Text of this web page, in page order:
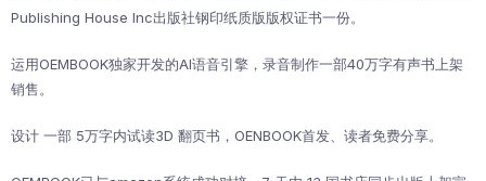
Publishing House Inc出版社钢印纸质版版权证书一份。
运用OEMBOOK独家开发的AI语音引擎，录音制作一部40万字有声书上架
销售。
设计 一部 5万字内试读3D 翻页书，OENBOOK首发、读者免费分享。